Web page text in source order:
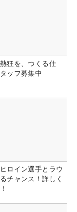
狂を、つくる仕
ッフ募集中
ロイン選手とラウ
チャンス！詳しく